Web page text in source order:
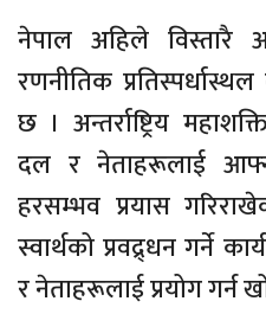
नेपाल अहिले विस्तारै
रणनीतिक
छ । अन्तर्राष्ट्रिय
दल र नेताहरूलाई आफ्नो
हरसम्भव प्रयास
स्वार्थको प्रवद्र्धन गर्ने
र नेताहरूलाई प्रयोग गर्न